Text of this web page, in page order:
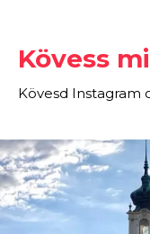
Kövess
Kövesd Instagram